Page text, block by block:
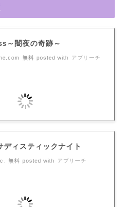
～闇夜の奇跡～
無料 posted with アプリーチ
ディスティックナイト
無料 posted with アプリーチ